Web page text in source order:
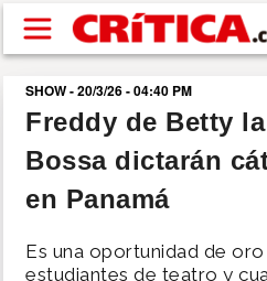
Pasar al contenido principal
buscar
SUCESOS
SHOW - 20/3/26 - 04:40 PM
Freddy de Betty
Bossa dictarán
en Panamá
Es una oportunidad de
estudiantes de teatro y